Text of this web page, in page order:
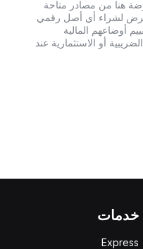
هنا من مصادر متاحة
عرض لشراء أي أصل رقمي
أوضاعهم المالية
أو الاستثمارية عند
خدمات
Express